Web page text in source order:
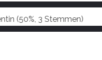
(50%, 3 Stemmen)